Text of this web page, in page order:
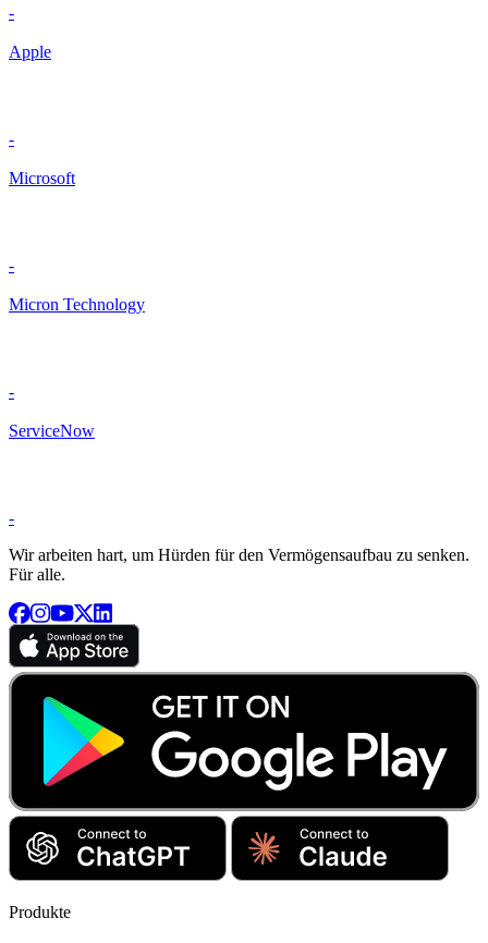
-
Apple
-
Microsoft
-
Micron Technology
-
ServiceNow
-
Wir arbeiten hart, um Hürden für den Vermögensaufbau zu senken.
Für alle.
Produkte